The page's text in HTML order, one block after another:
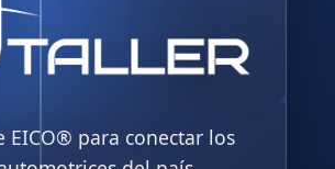
para conectar los